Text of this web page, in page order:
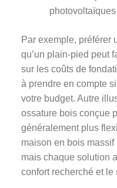
Par exemple, préférer
qu’un plain-pied peut
sur les coûts de
à prendre en compte
votre budget. Autre
ossature bois conçue
généralement plus
maison en bois
mais chaque solution
confort recherché et le